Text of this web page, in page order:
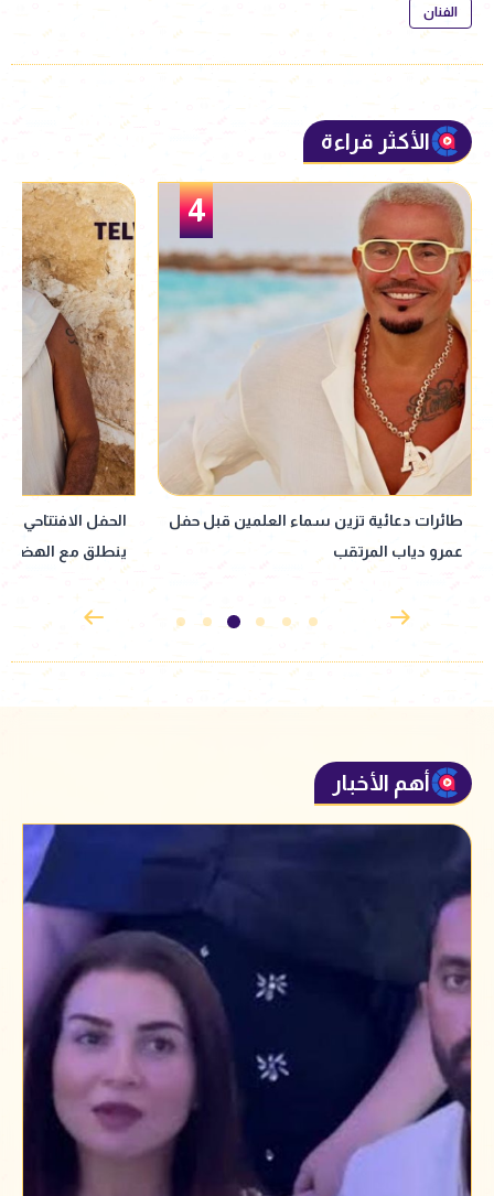
الفنان
الأكثر قراءة
5
الحفل الافتتاحي لموسم حفلات U Arena
ينطلق مع الهضبة عمرو دياب ضمن فعاليات
"بيان صاخب"..
تووليت لن تنتهي
أهم الأخبار